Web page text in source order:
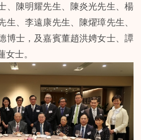
、陳明耀先生、陳炎光先生、楊
生、李遠康先生、陳燿璋先生、
博士，及嘉賓董趙洪娉女士、譚
士。